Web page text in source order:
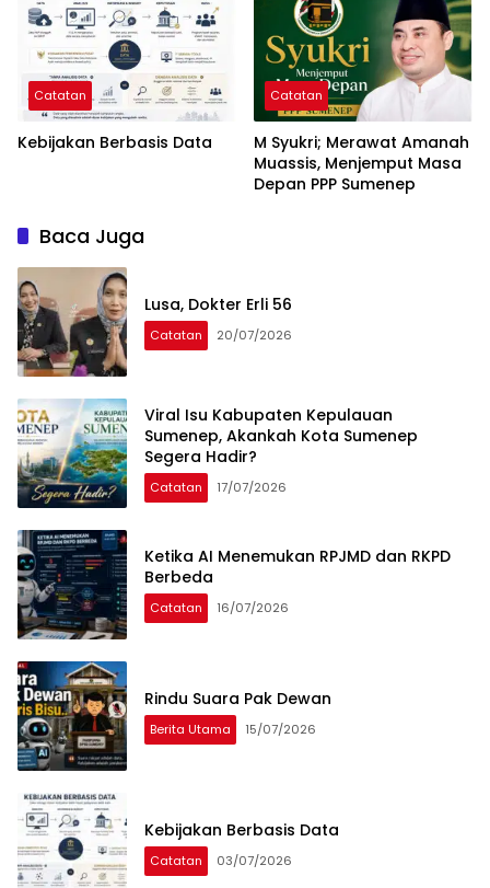
Catatan
Kebijakan Berbasis Data
Catatan
M Syukri; Merawat Amanah
Muassis, Menjemput Masa
Depan PPP Sumenep
Baca Juga
Lusa, Dokter Erli 56
Catatan 20/07/2026
Viral Isu Kabupaten Kepulauan
Sumenep, Akankah Kota Sumenep
Segera Hadir?
Catatan 17/07/2026
Ketika AI Menemukan RPJMD dan RKPD
Berbeda
Catatan 16/07/2026
Rindu Suara Pak Dewan
Berita Utama 15/07/2026
Kebijakan Berbasis Data
Catatan 03/07/2026